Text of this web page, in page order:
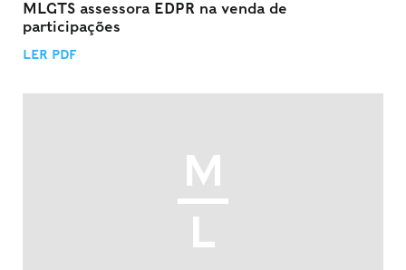
MLGTS assessora EDPR na venda de
participações
LER PDF